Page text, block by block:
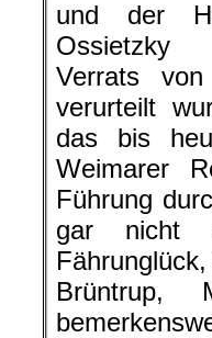
und der
Ossietzky
Verrats
verurteilt
das bis
Weimarer
Führung
gar nicht
Brüntrup,